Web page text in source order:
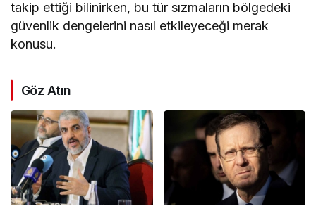
takip ettiği bilinirken, bu tür sızmaların bölgedeki
güvenlik dengelerini nasıl etkileyeceği merak
konusu.
Göz Atın